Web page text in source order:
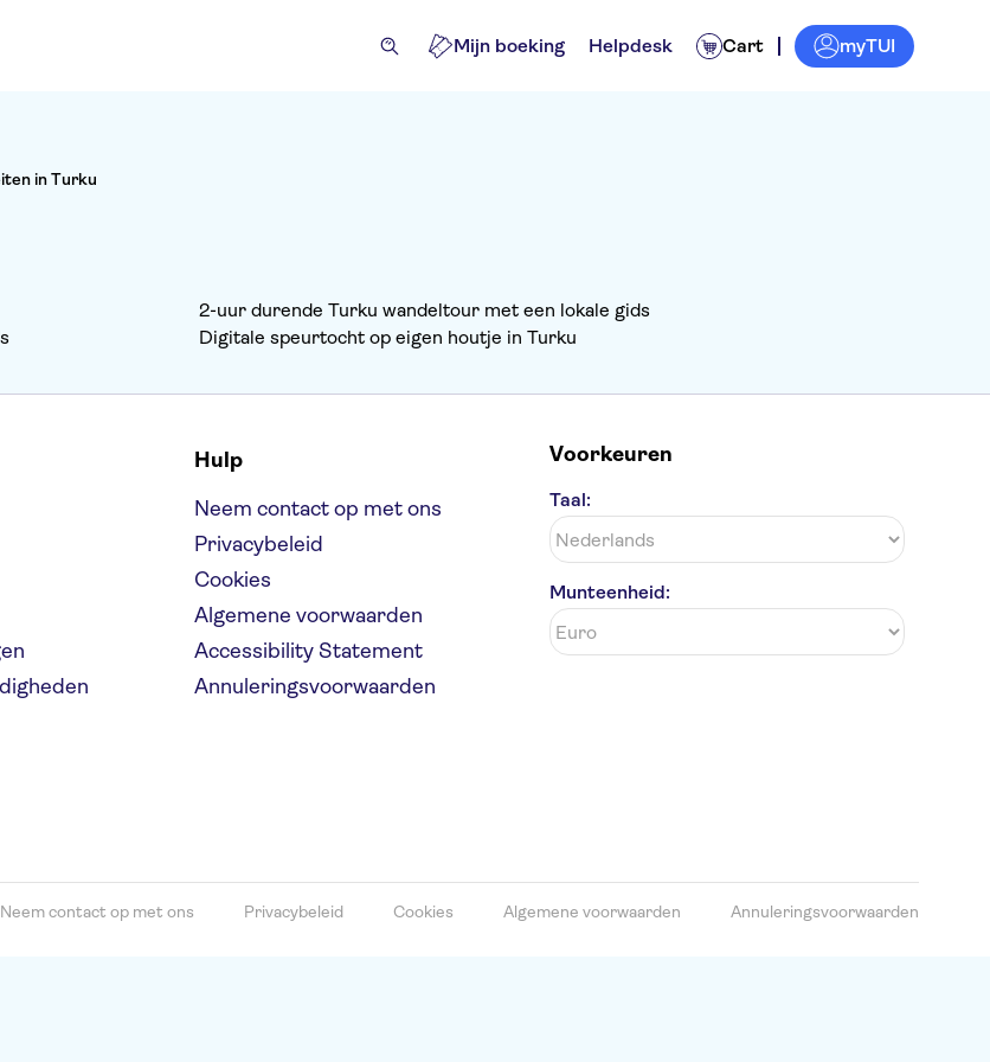
Mijn boeking Helpdesk Cart myTUI
in Turku
2-uur durende Turku wandeltour met een lokale gids
Digitale speurtocht op eigen houtje in Turku
Hulp
Neem contact op met ons
Privacybeleid
Cookies
Algemene voorwaarden
Accessibility Statement
Annuleringsvoorwaarden
Voorkeuren
Taal:
Munteenheid:
Neem contact op met ons Privacybeleid Cookies Algemene voorwaarden Annuleringsvoorwaarden